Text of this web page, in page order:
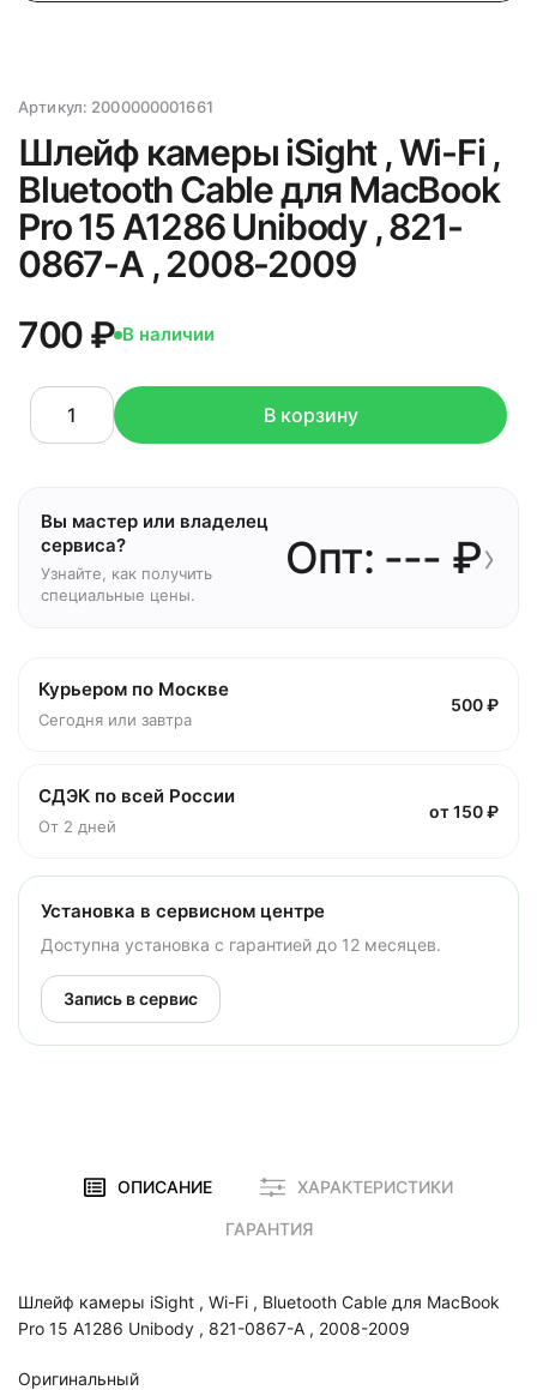
Артикул: 2000000001661
Шлейф камеры iSight , Wi-Fi ,
Bluetooth Cable для MacBook
Pro 15 A1286 Unibody , 821-
0867-A , 2008-2009
700 ₽ В наличии
В корзину
Вы мастер или владелец
сервиса?
Узнайте, как получить
специальные цены.
Опт: --- ₽›
Курьером по Москве
Сегодня или завтра
500 ₽
СДЭК по всей России
От 2 дней
от 150 ₽
Установка в сервисном центре
Доступна установка с гарантией до 12 месяцев.
Запись в сервис
ОПИСАНИЕ ХАРАКТЕРИСТИКИ
ГАРАНТИЯ
Шлейф камеры iSight , Wi-Fi , Bluetooth Cable для MacBook
Pro 15 A1286 Unibody , 821-0867-A , 2008-2009
Оригинальный